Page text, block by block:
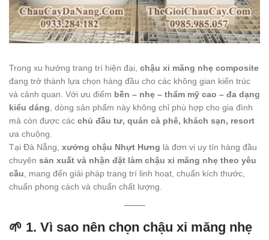
Trong xu hướng trang trí hiện đại, chậu xi măng nhẹ composite
đang trở thành lựa chọn hàng đầu cho các không gian kiến trúc
và cảnh quan. Với ưu điểm bền – nhẹ – thẩm mỹ cao – đa dạng
kiểu dáng , dòng sản phẩm này không chỉ phù hợp cho gia đình
mà còn được các chủ đầu tư, quán cà phê, khách sạn, resort
ưa chuộng.
Tại Đà Nẵng, xưởng chậu Nhựt Hưng là đơn vị uy tín hàng đầu
chuyên sản xuất và nhận đặt làm chậu xi măng nhẹ theo yêu
cầu , mang đến giải pháp trang trí linh hoạt, chuẩn kích thước,
chuẩn phong cách và chuẩn chất lượng.
🌱 1. Vì sao nên chọn chậu xi măng nhẹ